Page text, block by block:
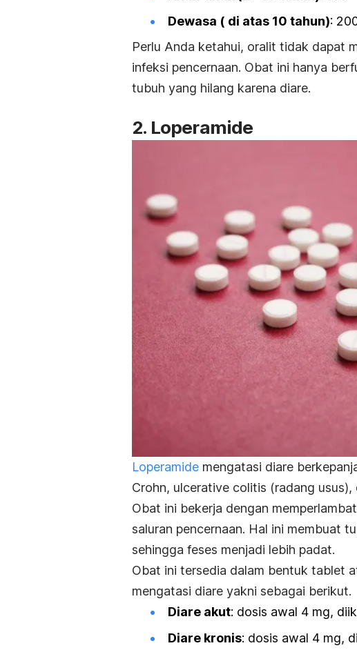
Dewasa ( di atas 10 tahun):
Perlu Anda ketahui, oralit tidak dapat
infeksi pencernaan. Obat ini hanya
tubuh yang hilang karena diare.
2. Loperamide
Loperamide mengatasi diare
Crohn, ulcerative colitis (radang usus),
Obat ini bekerja dengan
saluran pencernaan. Hal ini membuat
sehingga feses menjadi lebih padat.
Obat ini tersedia dalam bentuk tablet
mengatasi diare yakni sebagai berikut.
Diare akut: dosis awal 4 mg,
Diare kronis: dosis awal 4 mg,